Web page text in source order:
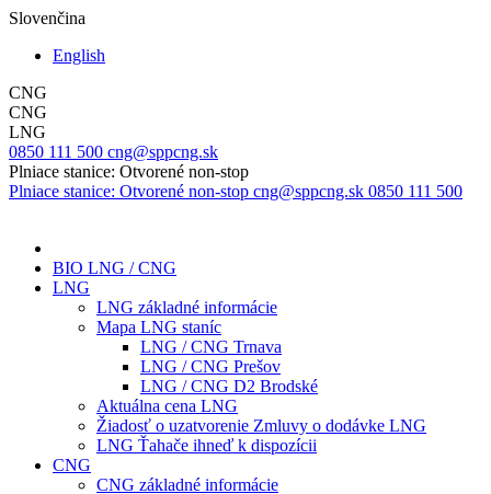
Slovenčina
English
CNG
CNG
LNG
0850 111 500 cng@sppcng.sk
Plniace stanice: Otvorené non-stop
Plniace stanice: Otvorené non-stop cng@sppcng.sk 0850 111 500
BIO LNG / CNG
LNG
LNG základné informácie
Mapa LNG staníc
LNG / CNG Trnava
LNG / CNG Prešov
LNG / CNG D2 Brodské
Aktuálna cena LNG
Žiadosť o uzatvorenie Zmluvy o dodávke LNG
LNG Ťahače ihneď k dispozícii
CNG
CNG základné informácie